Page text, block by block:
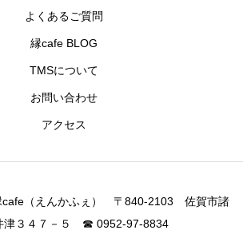
よくあるご質問
縁cafe BLOG
TMSについて
お問い合わせ
アクセス
cafe（えんかふぇ） 〒840-2103 佐賀市諸
津３４７－５ ☎ 0952-97-8834